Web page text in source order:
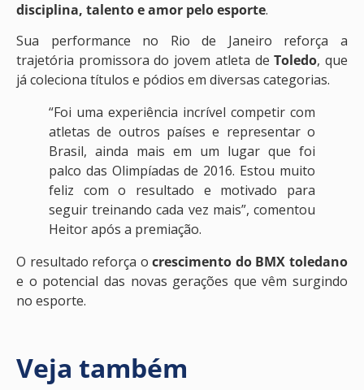
disciplina, talento e amor pelo esporte.
Sua performance no Rio de Janeiro reforça a
trajetória promissora do jovem atleta deToledo, que
já coleciona títulos e pódios em diversas categorias.
“Foi uma experiência incrível competir com
atletas de outros países e representar o
Brasil, ainda mais em um lugar que foi
palco das Olimpíadas de 2016. Estou muito
feliz com o resultado e motivado para
seguir treinando cada vez mais”, comentou
Heitor após a premiação.
O resultado reforça ocrescimento do BMX toledano
e o potencial das novas gerações que vêm surgindo
no esporte.
Veja também